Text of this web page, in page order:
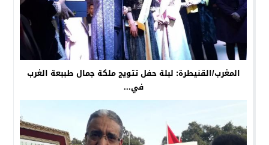
المغرب/القنيطرة: لبلة حفل تتويج ملكة جمال طببعة الغرب
في...